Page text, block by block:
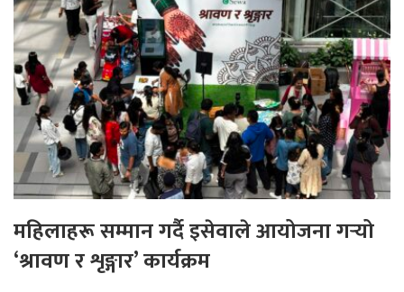
महिलाहरू सम्मान गर्दै इसेवाले आयोजना गर्‍यो
‘श्रावण र शृङ्गार’ कार्यक्रम